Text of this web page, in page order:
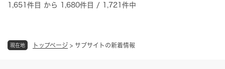
現在地 トップページ > サブサイトの新着情報
1,651件目 から 1,680件目 / 1,721件中